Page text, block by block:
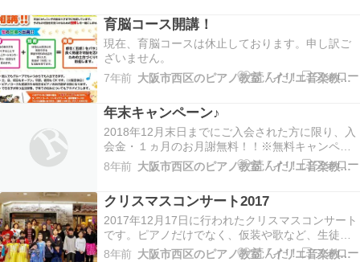
育脳コース開講！
現在、育脳コースは休止しております。申し訳ご
ざいません。
7年前
大阪市西区のピアノ教室「イリエ音楽教室」
年末キャンペーン♪
2018年12月末日までにご入会された方に限り、入
会金・１ヵ月のお月謝無料！！※無料キャンペー
ン対象はリトミックコース(1～3歳)です。申し訳
ございませんが、現在のところ、キャンペーンは
中心としたリトミックレッスンで音楽を身体と心
の…
8年前 大阪市西区のピアノ教室「イリエ音楽教室」
クリスマスコンサート2017
2017年12月17日に行われたクリスマスコンサート
です。ピアノだけでなく、仮装や歌など、生徒さ
んも保護者の方も皆さん頑張ってくれました！
8年前 大阪市西区のピアノ教室「イリエ音楽教室」